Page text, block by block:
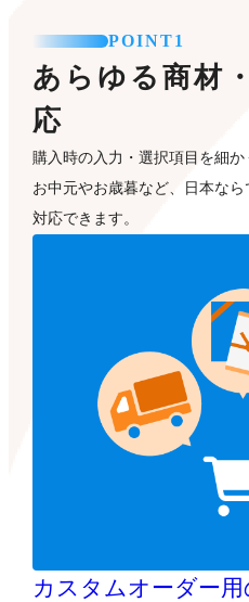
POINT1
あらゆる商材
応
購入時の入力・選択項目を細か
お中元やお歳暮など、日本な
対応できます。
カスタムオーダー用